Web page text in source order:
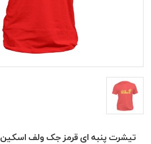
تیشرت پنبه ای قرمز جک ولف اسکین